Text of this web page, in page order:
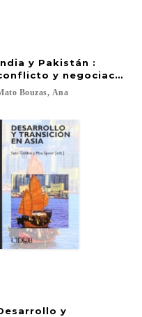
turbulentos
y Pakistán :
y negociación
Bouzas, Ana
y